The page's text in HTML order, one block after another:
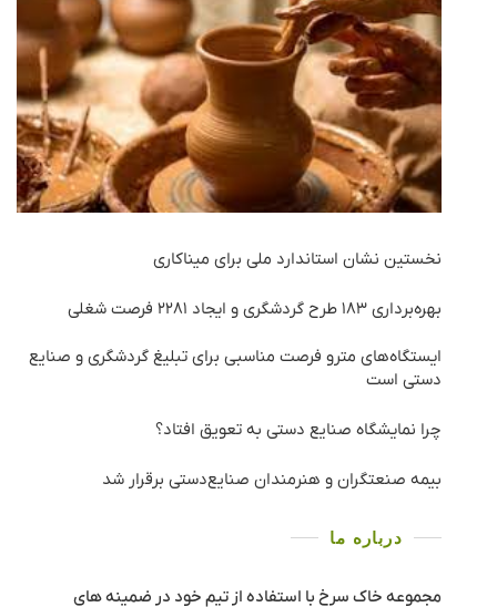
نخستین نشان استاندارد ملی برای میناکاری
بهره‌برداری ١٨٣ طرح گردشگری و ایجاد ٢٢٨١ فرصت شغلی
ایستگاه‌های مترو فرصت مناسبی برای تبلیغ گردشگری و صنایع
دستی است
چرا نمایشگاه صنایع دستی به تعویق افتاد؟
بیمه صنعتگران و هنرمندان صنایع‌دستی برقرار شد
درباره ما
مجموعه خاک سرخ با استفاده از تیم خود در ضمینه های